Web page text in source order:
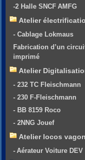
-2 Halle SNCF AMFG
Atelier
- Cablage Lokmaus
Fabrication d’un
imprimé
Atelier
- 232 TC Fleischmann
- 230 F-Fleischmann
- BB 8159 Roco
- 2NNG Jouef
Atelier locos
- Aérateur Voiture DEV